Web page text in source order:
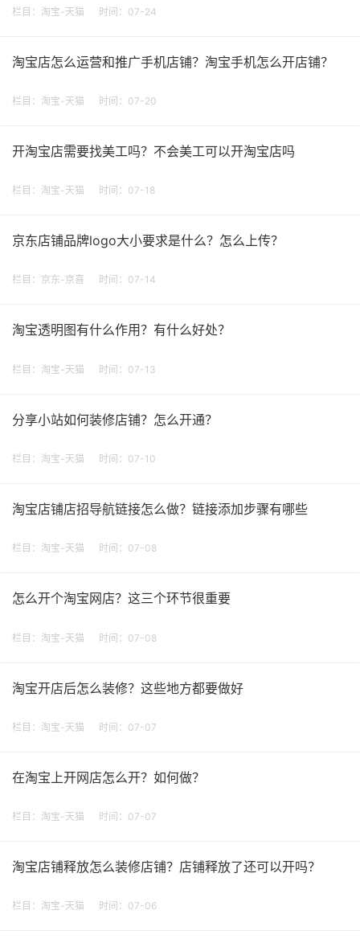
栏目： 淘宝-天猫 时间：07-24
淘宝店怎么运营和推广手机店铺？淘宝手机怎么开店铺？
栏目： 淘宝-天猫 时间：07-20
开淘宝店需要找美工吗？不会美工可以开淘宝店吗
栏目： 淘宝-天猫 时间：07-18
京东店铺品牌logo大小要求是什么？怎么上传？
栏目： 京东-京喜 时间：07-14
淘宝透明图有什么作用？有什么好处？
栏目： 淘宝-天猫 时间：07-13
分享小站如何装修店铺？怎么开通？
栏目： 淘宝-天猫 时间：07-10
淘宝店铺店招导航链接怎么做？链接添加步骤有哪些
栏目： 淘宝-天猫 时间：07-08
怎么开个淘宝网店？这三个环节很重要
栏目： 淘宝-天猫 时间：07-08
淘宝开店后怎么装修？这些地方都要做好
栏目： 淘宝-天猫 时间：07-07
在淘宝上开网店怎么开？如何做？
栏目： 淘宝-天猫 时间：07-07
淘宝店铺释放怎么装修店铺？店铺释放了还可以开吗？
栏目： 淘宝-天猫 时间：07-06